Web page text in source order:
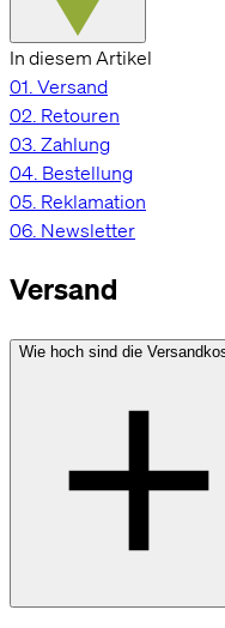
In diesem Artikel
01. Versand
02. Retouren
03. Zahlung
04. Bestellung
05. Reklamation
06. Newsletter
Versand
Wie hoch sind die